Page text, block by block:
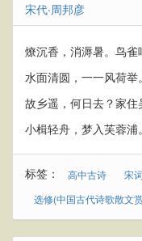
宋代·周邦彦
燎沉香，消溽暑。鸟雀
水面清圆，一一风荷举。
故乡遥，何日去？家
小楫轻舟，梦入芙蓉浦。
标签： 高中古诗 宋
选修(中国古代诗歌散文